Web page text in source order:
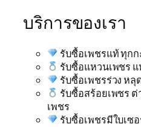
บริการของเรา
รับซื้อเพชรแท้ ทุก
รับซื้อแหวนเพชร
รับซื้อเพชรร่วง หลุ
รับซื้อสร้อยเพชร ต่
เพชร
รับซื้อเพชรมีใบเซ